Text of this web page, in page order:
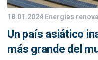
18.01.2024Energías
Un país asiático
más grande del